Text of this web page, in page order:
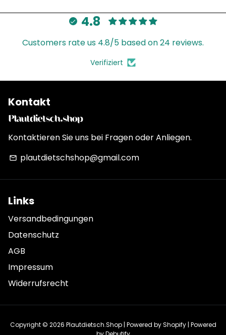
4.8
Customers rate us 4.8/5 based on 24 reviews.
Verifiziert
Kontakt
Kontaktieren Sie uns bei Fragen oder Anliegen.
email plautdietschshop@gmail.com
Links
Versandbedingungen
Datenschutz
AGB
Impressum
Widerrufsrecht
Copyright © 2026 Plautdietsch.Shop| Powered byShopify| Powered